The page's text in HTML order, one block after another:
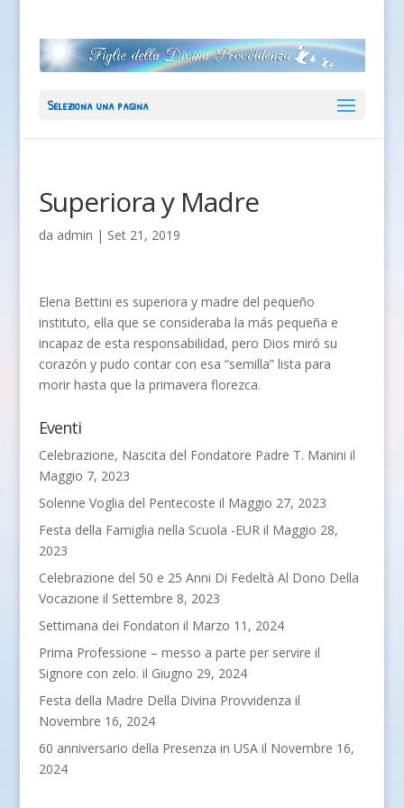
Seleziona una pagina
Superiora y Madre
da admin | Set 21, 2019
Elena Bettini es superiora y madre del pequeño
instituto, ella que se consideraba la más pequeña e
incapaz de esta responsabilidad, pero Dios miró su
corazón y pudo contar con esa “semilla” lista para
morir hasta que la primavera florezca.
Eventi
Celebrazione, Nascita del Fondatore Padre T. Manini il
Maggio 7, 2023
Solenne Voglia del Pentecoste il Maggio 27, 2023
Festa della Famiglia nella Scuola -EURil Maggio 28,
2023
Celebrazione del 50 e 25 Anni Di Fedeltà Al Dono Della
Vocazione il Settembre 8, 2023
Settimana dei Fondatori il Marzo 11, 2024
Prima Professione – messo a parte per servire il
Signore con zelo. il Giugno 29, 2024
Festa della Madre Della Divina Provvidenza il
Novembre 16, 2024
60 anniversario della Presenza in USAil Novembre 16,
2024